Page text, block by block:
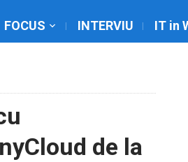
FOCUS INTERVIU IT in
de la